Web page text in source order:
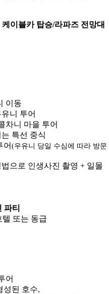
이블카 탑승/라파즈 전망대
이동
니 투어
차니 마을 투어
특선 중식
어(우유니 당일 수심에 따라 방문
으로 인생사진 촬영 + 일몰
파티
또는 동급
어
성된 호수,